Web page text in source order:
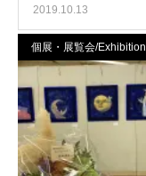
2019.10.13
個展・展覧会/Exhibition